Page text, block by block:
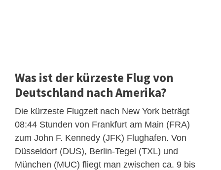
Was ist der kürzeste Flug von
Deutschland nach Amerika?
Die kürzeste Flugzeit nach New York beträgt
08:44 Stunden von Frankfurt am Main (FRA)
zum John F. Kennedy (JFK) Flughafen. Von
Düsseldorf (DUS), Berlin-Tegel (TXL) und
München (MUC) fliegt man zwischen ca. 9 bis